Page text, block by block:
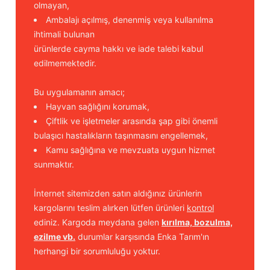
olmayan,
Ambalajı açılmış, denenmiş veya kullanılma
ihtimali bulunan
ürünlerde cayma hakkı ve iade talebi kabul
edilmemektedir.
Bu uygulamanın amacı;
Hayvan sağlığını korumak,
Çiftlik ve işletmeler arasında şap gibi önemli
bulaşıcı hastalıkların taşınmasını engellemek,
Kamu sağlığına ve mevzuata uygun hizmet
sunmaktır.
İnternet sitemizden satın aldığınız ürünlerin
kargolarını teslim alırken lütfen ürünleri kontrol
ediniz. Kargoda meydana gelen kırılma, bozulma,
ezilme vb. durumlar karşısında Enka Tarım'ın
herhangi bir sorumluluğu yoktur.